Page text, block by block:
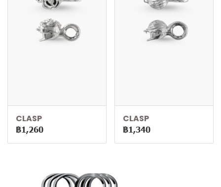
CLASP
฿1,260
CLASP
฿1,340